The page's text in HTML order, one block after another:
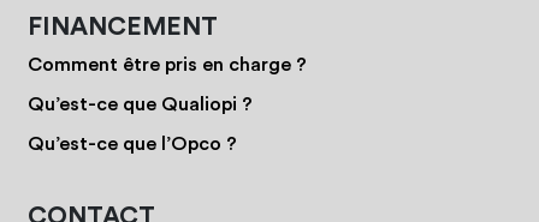
FINANCEMENT
Comment être pris en charge ?
Qu’est-ce que Qualiopi ?
Qu’est-ce que l’Opco ?
CONTACT